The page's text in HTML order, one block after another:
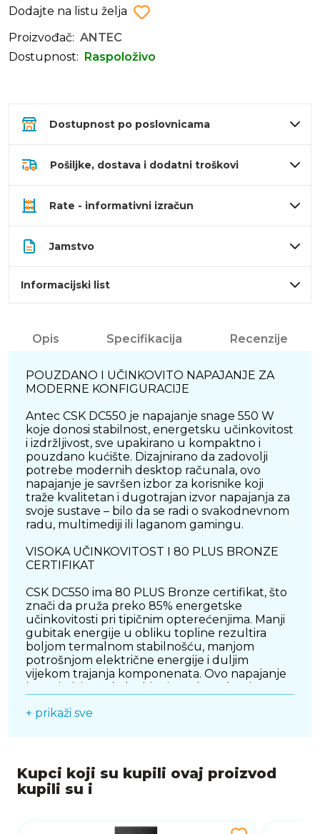
Dodajte na listu želja
Proizvođač: ANTEC
Dostupnost:
Raspoloživo
Dostupnost po poslovnicama
Pošiljke, dostava i dodatni troškovi
Rate - informativni izračun
Jamstvo
Informacijski list
Opis Specifikacija Recenzije
POUZDANO I UČINKOVITO NAPAJANJE ZA
MODERNE KONFIGURACIJE
Antec CSK DC550 je napajanje snage 550 W
koje donosi stabilnost, energetsku učinkovitost
i izdržljivost, sve upakirano u kompaktno i
pouzdano kućište. Dizajnirano da zadovolji
potrebe modernih desktop računala, ovo
napajanje je savršen izbor za korisnike koji
traže kvalitetan i dugotrajan izvor napajanja za
svoje sustave – bilo da se radi o svakodnevnom
radu, multimediji ili laganom gamingu.
VISOKA UČINKOVITOST I 80 PLUS BRONZE
CERTIFIKAT
CSK DC550 ima 80 PLUS Bronze certifikat, što
znači da pruža preko 85% energetske
učinkovitosti pri tipičnim opterećenjima. Manji
gubitak energije u obliku topline rezultira
boljom termalnom stabilnošću, manjom
potrošnjom električne energije i duljim
vijekom trajanja komponenata. Ovo napajanje
višesatnog rada.
Opremljeno tihim 120 mm ventilatorom s
automatskom regulacijom brzine, Antec CSK
DC550 osigurava optimalno hlađenje bez
prilagođava radnoj temperaturi napajanja,
+ prikaži sve
Kupci koji su kupili ovaj proizvod
kupili su i